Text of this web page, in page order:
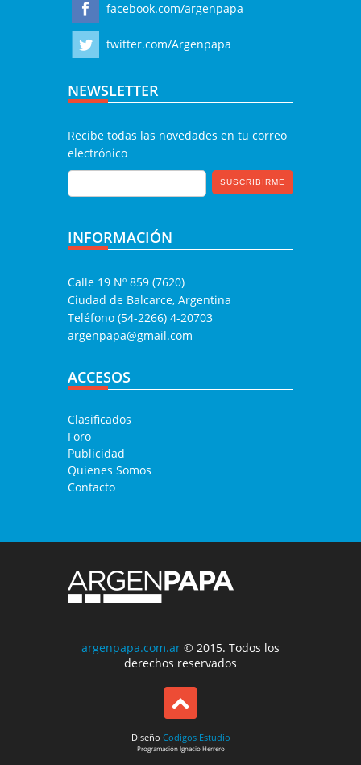
facebook.com/argenpapa
twitter.com/Argenpapa
NEWSLETTER
Recibe todas las novedades en tu correo
electrónico
INFORMACIÓN
Calle 19 Nº 859 (7620)
Ciudad de Balcarce, Argentina
Teléfono (54-2266) 4-20703
argenpapa@gmail.com
ACCESOS
Clasificados
Foro
Publicidad
Quienes Somos
Contacto
argenpapa.com.ar © 2015. Todos los
derechos reservados
Diseño Codigos Estudio
ProgramaciónIgnacio Herrero